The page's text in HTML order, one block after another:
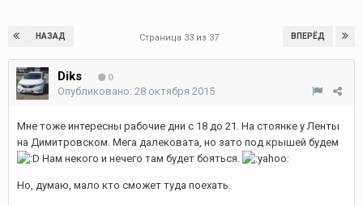
НАЗАД ВПЕРЁД
Страница 33 из 37
Diks 0
Опубликовано: 28 октября 2015
Мне тоже интересны рабочие дни с 18 до 21. На стоянке у Ленты
на Димитровском. Мега далековата, но зато под крышей будем
Нам некого и нечего там будет бояться.
Но, думаю, мало кто сможет туда поехать.